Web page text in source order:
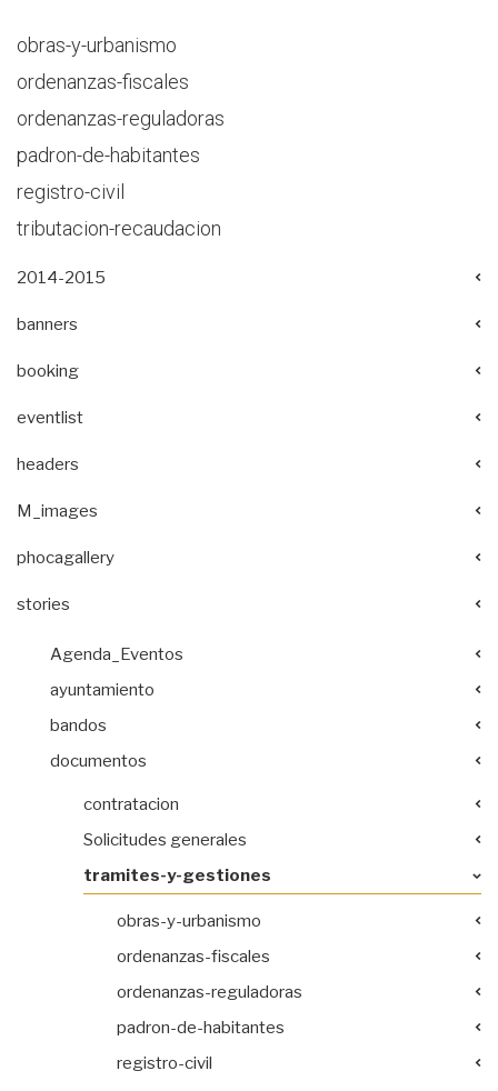
obras-y-urbanismo
ordenanzas-fiscales
ordenanzas-reguladoras
padron-de-habitantes
registro-civil
tributacion-recaudacion
2014-2015
banners
booking
eventlist
headers
M_images
phocagallery
stories
Agenda_Eventos
ayuntamiento
bandos
documentos
contratacion
Solicitudes generales
tramites-y-gestiones
obras-y-urbanismo
ordenanzas-fiscales
ordenanzas-reguladoras
padron-de-habitantes
registro-civil